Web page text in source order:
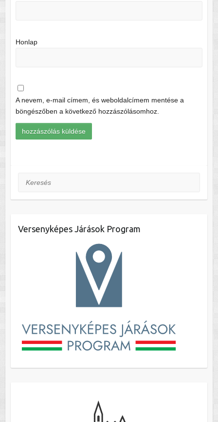
Honlap
A nevem, e-mail címem, és weboldalcímem mentése a
böngészőben a következő hozzászólásomhoz.
Keresés
Versenyképes Járások Program